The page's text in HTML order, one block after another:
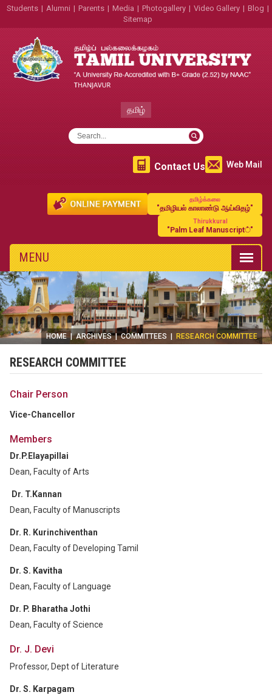
Students | Alumni | Parents | Media | Photogallery | Video Gallery | Blog |
Sitemap
தமிழ்
Web Mail
Contact Us
தமிழ்க்கலை
"தமிழியல் காலாண்டு ஆய்விதழ்"
Thirukkural
"Palm Leaf Manuscript்"
MENU
HOME | ARCHIVES | COMMITTEES RESEARCH COMMITTEE
RESEARCH COMMITTEE
Chair Person
Vice-Chancellor
Members
Dr.P.Elayapillai
Dean, Faculty of Arts
Dr. T.Kannan
Dean, Faculty of Manuscripts
Dr. R. Kurinchiventhan
Dean, Faculty of Developing Tamil
Dr. S. Kavitha
Dean, Faculty of Language
Dr. P. Bharatha Jothi
Dean, Faculty of Science
Dr. J. Devi
Professor, Dept of Literature
Dr. S. Karpagam